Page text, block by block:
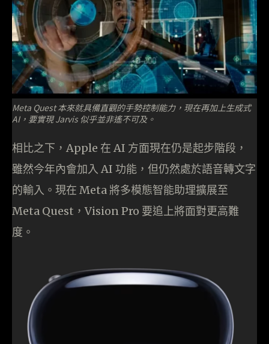
Meta Quest 本來就具備直觀的手勢控制能力，現在再加上生成式
AI，要實現 Jarvis 似乎並非遙不可及。
相比之下，Apple 在 AI 方面現在仍是起步階段，
雖然今年內會加入 AI 功能，但仍然處於語音轉文字
的輸入。現在 Meta 將多模態智能助理擴展至
Meta Quest，Vision Pro 要追上將面對更高難
度。